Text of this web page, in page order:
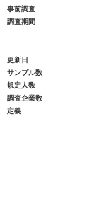
事前調査
調査期間
更新日
サンプル数
規定人数
調査企業数
定義